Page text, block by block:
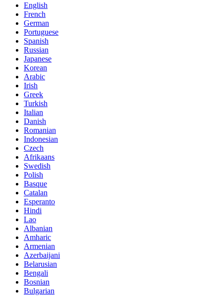
English
French
German
Portuguese
Spanish
Russian
Japanese
Korean
Arabic
Irish
Greek
Turkish
Italian
Danish
Romanian
Indonesian
Czech
Afrikaans
Swedish
Polish
Basque
Catalan
Esperanto
Hindi
Lao
Albanian
Amharic
Armenian
Azerbaijani
Belarusian
Bengali
Bosnian
Bulgarian